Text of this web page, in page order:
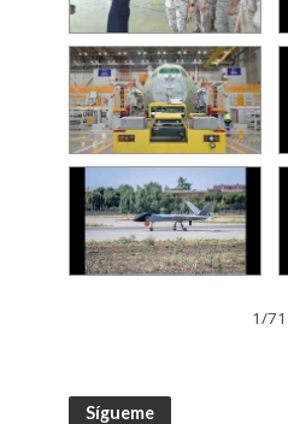
1/71
Sígueme